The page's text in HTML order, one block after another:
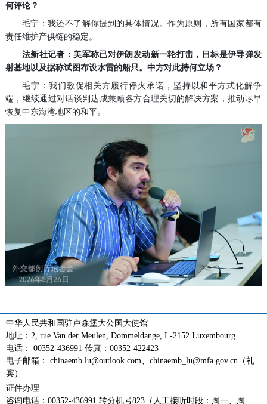
何评论？
毛宁：我还不了解你提到的具体情况。作为原则，所有国家都有
责任维护产供链的稳定。
法新社记者：美军称已对伊朗发动新一轮打击，目标是伊导弹发
射基地以及据称试图布设水雷的船只。中方对此持何立场？
毛宁：我们敦促相关方履行停火承诺，坚持以和平方式化解争
端，继续通过对话谈判达成兼顾各方合理关切的解决方案，推动尽早
恢复中东海湾地区的和平。
中华人民共和国驻卢森堡大公国大使馆
地址：2, rue Van der Meulen, Dommeldange, L-2152 Luxembourg
电话： 00352-436991 传真：00352-422423
电子邮箱： chinaemb.lu@outlook.com、chinaemb_lu@mfa.gov.cn（礼
宾）
证件办理
咨询电话：00352-436991 转分机号823（人工接听时段：周一、周